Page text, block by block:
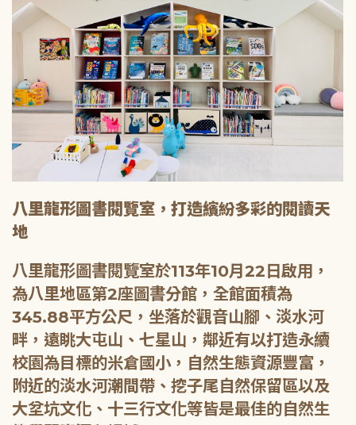
八里龍形圖書閱覽室，打造繽紛多彩的閱讀天
地
八里龍形圖書閱覽室於113年10月22日啟用，
為八里地區第2座圖書分館，全館面積為
345.88平方公尺，坐落於觀音山腳、淡水河
畔，遠眺大屯山、七星山，鄰近有以打造永續
校園為目標的米倉國小，自然生態資源豐富，
附近的淡水河潮間帶、挖子尾自然保留區以及
大坌坑文化、十三行文化等皆是最佳的自然生